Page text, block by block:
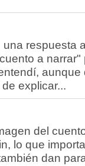
respuesta
a
explicar...
del
lo que
dan